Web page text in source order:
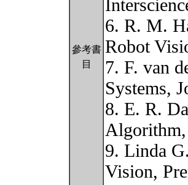
參考書
目
6. R. M.
Robot
7. F. van
Systems,
8. E. R.
Algorithm,
9. Linda
Vision,